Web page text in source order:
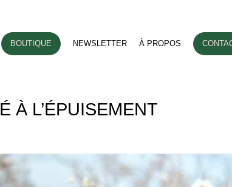
BOUTIQUE NEWSLETTER À PROPOS
À L’ÉPUISEMENT